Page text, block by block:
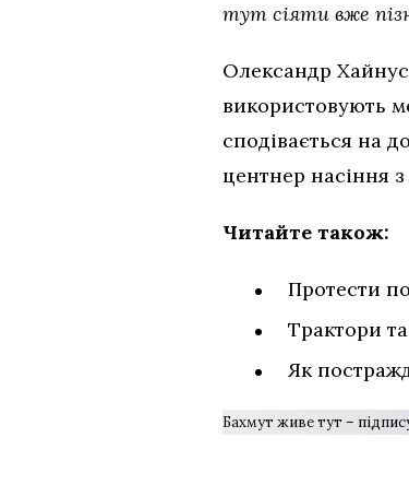
тут сіяти вже
Олександр
використовують
сподівається на
центнер насіння з
Читайте також:
Протести
Трактори
Як
Бахмут живе тут –